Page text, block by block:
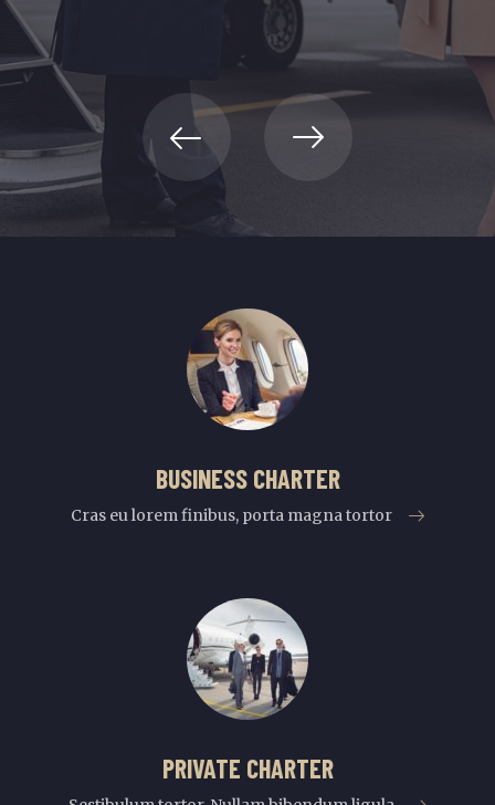
BUSINESS CHARTER
Cras eu lorem finibus, porta magna tortor
PRIVATE CHARTER